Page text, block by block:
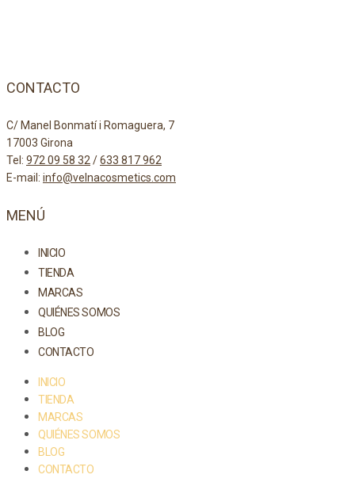
CONTACTO
C/ Manel Bonmatí i Romaguera, 7
17003 Girona
Tel: 972 09 58 32/633 817 962
E-mail: info@velnacosmetics.com
MENÚ
INICIO
TIENDA
MARCAS
QUIÉNES SOMOS
BLOG
CONTACTO
INICIO
TIENDA
MARCAS
QUIÉNES SOMOS
BLOG
CONTACTO